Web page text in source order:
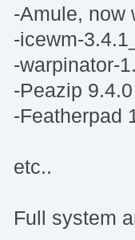
-Amule, now
-icewm-
-warpinator-
-Peazip 9.4.0
-Featherpad
etc..
Full system